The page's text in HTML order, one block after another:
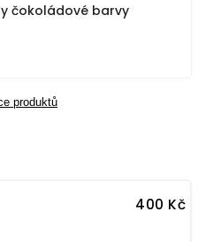
čokoládové barvy
produktů
400 Kč